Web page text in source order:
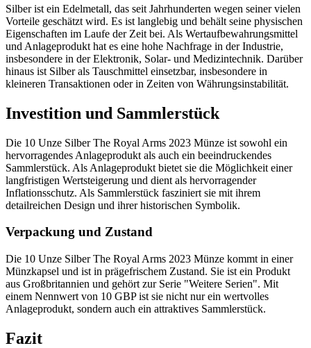
Silber ist ein Edelmetall, das seit Jahrhunderten wegen seiner vielen
Vorteile geschätzt wird. Es ist langlebig und behält seine physischen
Eigenschaften im Laufe der Zeit bei. Als Wertaufbewahrungsmittel
und Anlageprodukt hat es eine hohe Nachfrage in der Industrie,
insbesondere in der Elektronik, Solar- und Medizintechnik. Darüber
hinaus ist Silber als Tauschmittel einsetzbar, insbesondere in
kleineren Transaktionen oder in Zeiten von Währungsinstabilität.
Investition und Sammlerstück
Die 10 Unze Silber The Royal Arms 2023 Münze ist sowohl ein
hervorragendes Anlageprodukt als auch ein beeindruckendes
Sammlerstück. Als Anlageprodukt bietet sie die Möglichkeit einer
langfristigen Wertsteigerung und dient als hervorragender
Inflationsschutz. Als Sammlerstück fasziniert sie mit ihrem
detailreichen Design und ihrer historischen Symbolik.
Verpackung und Zustand
Die 10 Unze Silber The Royal Arms 2023 Münze kommt in einer
Münzkapsel und ist in prägefrischem Zustand. Sie ist ein Produkt
aus Großbritannien und gehört zur Serie "Weitere Serien". Mit
einem Nennwert von 10 GBP ist sie nicht nur ein wertvolles
Anlageprodukt, sondern auch ein attraktives Sammlerstück.
Fazit